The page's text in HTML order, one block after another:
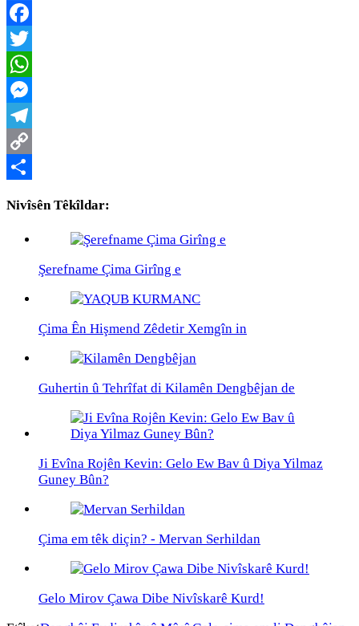
Facebook
Twitter
WhatsApp
Messenger
Telegram
Copy
Nivîsên Têkîldar:
Şerefname Çima Girîng e
Çima Ên Hişmend Zêdetir Xemgîn in
Guhertin û Tehrîfat di Kilamên Dengbêjan de
Ji Evîna Rojên Kevin: Gelo Ew Bav û Diya Yilmaz
Guney Bûn?
Çima em têk diçin? - Mervan Serhildan
Gelo Mirov Çawa Dibe Nivîskarê Kurd!